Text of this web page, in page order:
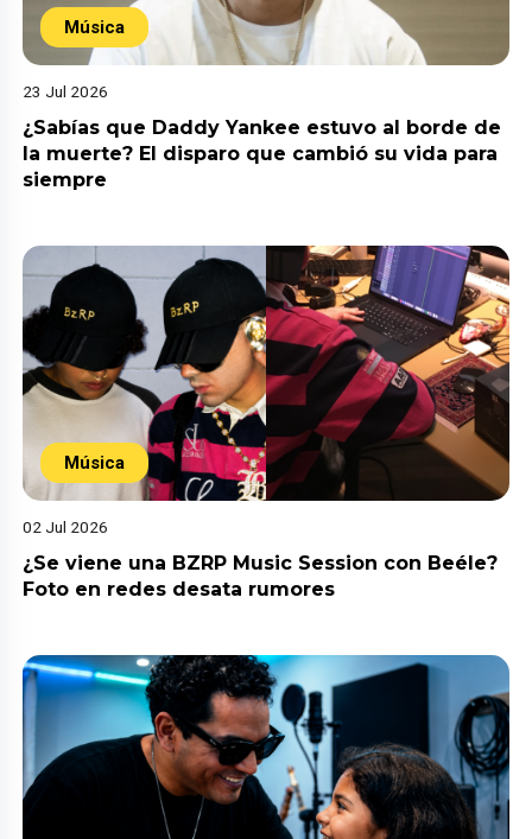
Música
23 Jul 2026
¿Sabías que Daddy Yankee estuvo al borde de
la muerte? El disparo que cambió su vida para
siempre
Música
02 Jul 2026
¿Se viene una BZRP Music Session con Beéle?
Foto en redes desata rumores